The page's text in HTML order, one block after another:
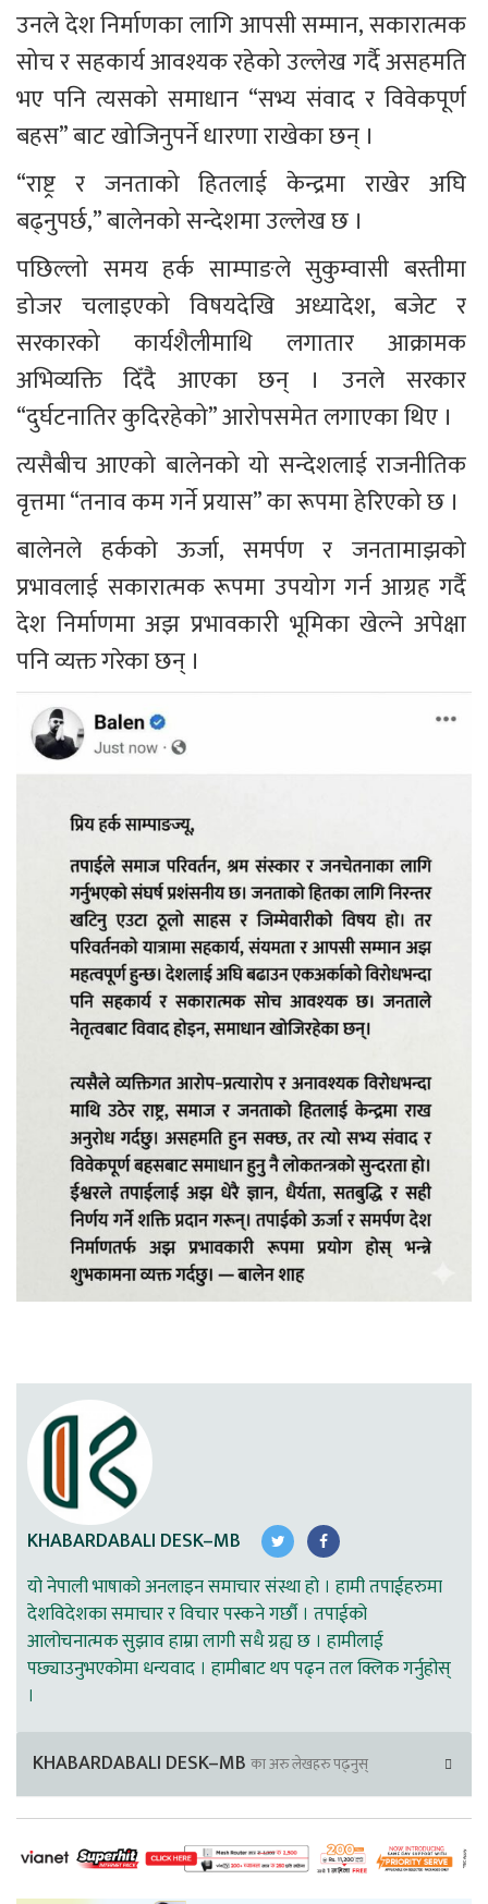
उनले देश निर्माणका लागि आपसी सम्मान, सकारात्मक
सोच र सहकार्य आवश्यक रहेको उल्लेख गर्दै असहमति
भए पनि त्यसको समाधान “सभ्य संवाद र विवेकपूर्ण
बहस” बाट खोजिनुपर्ने धारणा राखेका छन् ।
“राष्ट्र र जनताको हितलाई केन्द्रमा राखेर अघि
बढ्नुपर्छ,” बालेनको सन्देशमा उल्लेख छ ।
पछिल्लो समय हर्क साम्पाङले सुकुम्वासी बस्तीमा
डोजर चलाइएको विषयदेखि अध्यादेश, बजेट र
सरकारको कार्यशैलीमाथि लगातार आक्रामक
अभिव्यक्ति दिँदै आएका छन् । उनले सरकार
“दुर्घटनातिर कुदिरहेको” आरोपसमेत लगाएका थिए ।
त्यसैबीच आएको बालेनको यो सन्देशलाई राजनीतिक
वृत्तमा “तनाव कम गर्ने प्रयास” का रूपमा हेरिएको छ ।
बालेनले हर्कको ऊर्जा, समर्पण र जनतामाझको
प्रभावलाई सकारात्मक रूपमा उपयोग गर्न आग्रह गर्दै
देश निर्माणमा अझ प्रभावकारी भूमिका खेल्ने अपेक्षा
पनि व्यक्त गरेका छन् ।
KHABARDABALI DESK–MB
यो नेपाली भाषाको अनलाइन समाचार संस्था हो । हामी तपाईहरुमा
देशविदेशका समाचार र विचार पस्कने गर्छौ । तपाईको
आलोचनात्मक सुझाव हाम्रा लागी सधै ग्रह्य छ । हामीलाई
पछ्याउनुभएकोमा धन्यवाद । हामीबाट थप पढ्न तल क्लिक गर्नुहोस्
।
KHABARDABALI DESK–MB का अरु लेखहरु पढ्नुस्